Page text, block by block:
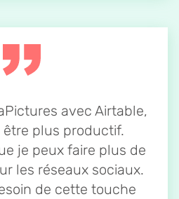
avec Airtable,
être plus productif.
je peux faire plus de
les réseaux sociaux.
de cette touche